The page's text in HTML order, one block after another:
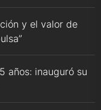
y el valor de
años: inauguró su